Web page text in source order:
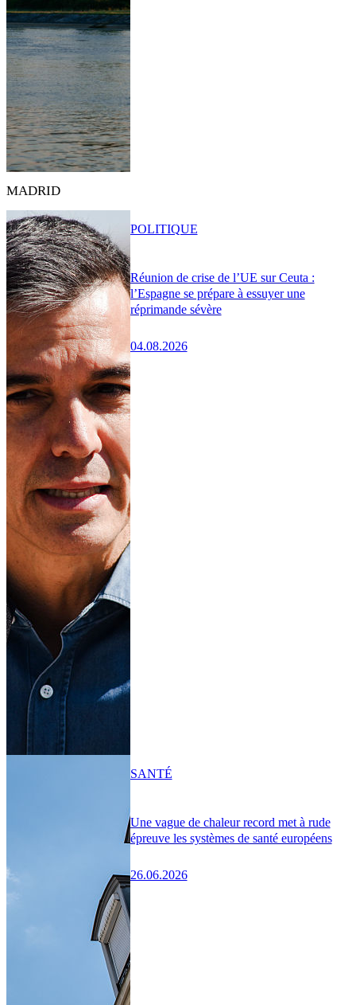
MADRID
Réunion de crise de l’UE sur Ceuta :
l’Espagne se prépare à essuyer une
réprimande sévère
04.08.2026
POLITIQUE
Une vague de chaleur record met à rude
épreuve les systèmes de santé européens
26.06.2026
SANTÉ